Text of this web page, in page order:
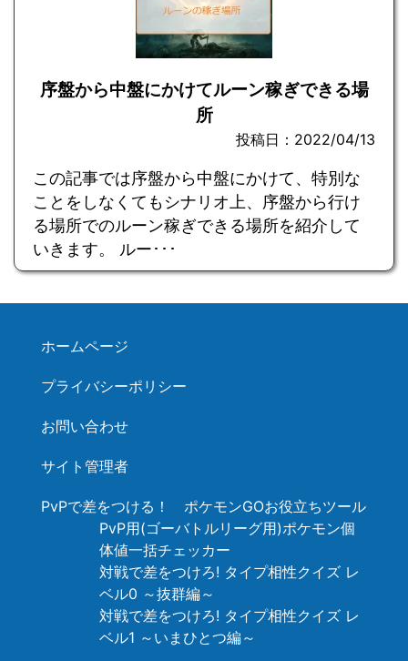
序盤から中盤にかけてルーン稼ぎできる場
所
投稿日：2022/04/13
この記事では序盤から中盤にかけて、特別な
ことをしなくてもシナリオ上、序盤から行け
る場所でのルーン稼ぎできる場所を紹介して
いきます。 ルー･･･
ホームページ
プライバシーポリシー
お問い合わせ
サイト管理者
PvPで差をつける！ ポケモンGOお役立ちツール
PvP用(ゴーバトルリーグ用)ポケモン個
体値一括チェッカー
対戦で差をつけろ! タイプ相性クイズ レ
ベル0 ～抜群編～
対戦で差をつけろ! タイプ相性クイズ レ
ベル1 ～いまひとつ編～